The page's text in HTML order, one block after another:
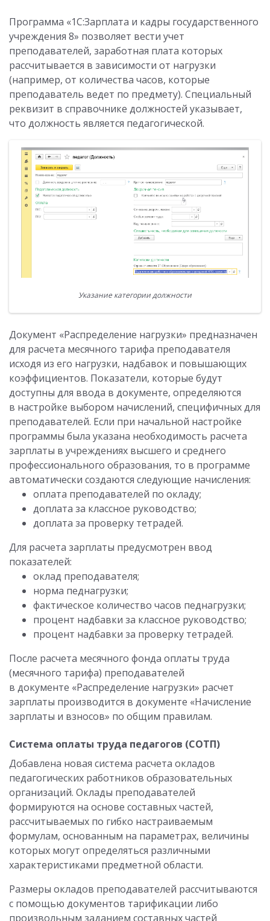
Программа «1С:Зарплата и кадры государственного
учреждения 8» позволяет вести учет
преподавателей, заработная плата которых
рассчитывается в зависимости от нагрузки
(например, от количества часов, которые
преподаватель ведет по предмету). Специальный
реквизит в справочнике должностей указывает,
что должность является педагогической.
Указание категории должности
Документ «Распределение нагрузки» предназначен
для расчета месячного тарифа преподавателя
исходя из его нагрузки, надбавок и повышающих
коэффициентов. Показатели, которые будут
доступны для ввода в документе, определяются
в настройке выбором начислений, специфичных для
преподавателей. Если при начальной настройке
программы была указана необходимость расчета
зарплаты в учреждениях высшего и среднего
профессионального образования, то в программе
автоматически создаются следующие начисления:
оплата преподавателей по окладу;
доплата за классное руководство;
доплата за проверку тетрадей.
Для расчета зарплаты предусмотрен ввод
показателей:
оклад преподавателя;
норма педнагрузки;
фактическое количество часов педнагрузки;
процент надбавки за классное руководство;
процент надбавки за проверку тетрадей.
После расчета месячного фонда оплаты труда
(месячного тарифа) преподавателей
в документе «Распределение нагрузки» расчет
зарплаты производится в документе «Начисление
зарплаты и взносов» по общим правилам.
Система оплаты труда педагогов (СОТП)
Добавлена новая система расчета окладов
педагогических работников образовательных
организаций. Оклады преподавателей
формируются на основе составных частей,
рассчитываемых по гибко настраиваемым
формулам, основанным на параметрах, величины
которых могут определяться различными
характеристиками предметной области.
Размеры окладов преподавателей рассчитываются
с помощью документов тарификации либо
произвольным заданием составных частей